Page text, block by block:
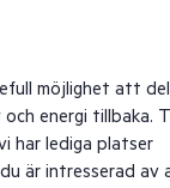
möjlighet att
energi tillbaka.
har lediga platser
är intresserad av